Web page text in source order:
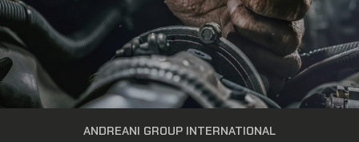
ANDREANI GROUP INTERNATIONAL